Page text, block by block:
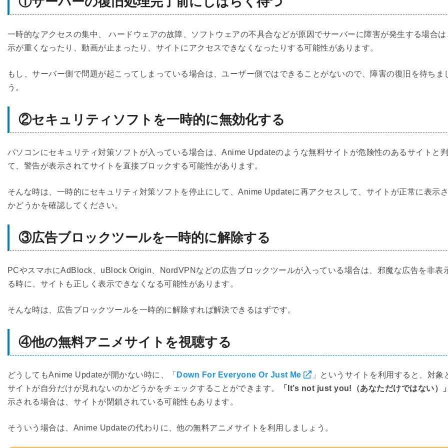
一時的なアクセスの集中、 ハードウェアの故障、ソフトウェアの不具合などが原因でサーバーに障害が発生する場合は
示が重くなったり、動画が止まったり、サイトにアクセスできなくなったりする可能性があります。
もし、サーバー側で問題が起こってしまっている場合は、ユーザー側ではできることがないので、障害の復旧を待ちま
う。
②セキュリティソフトを一時的に無効化する
パソコンにセキュリティ対策ソフトが入っている場合は、Anime Updateのような無料サイトが危険性のあるサイトと
て、警告が表示されてサイトを直接ブロックする可能性があります。
そんな時は、一時的にセキュリティ対策ソフトを停止にして、Anime Updateに再アクセスして、サイトが正常に表示
かどうかを確認してください。
③広告ブロックツールを一時的に解除する
PCやスマホにAdBlock、uBlock Origin、NordVPNなどの広告ブロックツールが入っている場合は、邪魔な広告を非表
る時に、サイトも正しく表示できなくなる可能性があります。
そんな時は、広告ブロックツールを一時的に解除すれば解決できるはずです。
④他の無料アニメサイトを視聴する
どうしてもAnime Updateが開かない時に、「 Down For Everyone Or Just Me
」というサイトを利用すると、対象
サイトが自分だけが見れないのかどうかをチェックすることができます。
「It’s not just you!（あなただけではない）」
示される場合は、サイトが閉鎖されている可能性もあります。
そういう場合は、Anime Updateの代わりに、他の無料アニメサイトを利用しましょう。